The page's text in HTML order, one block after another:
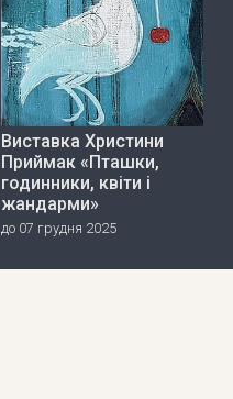
Виставка Христини
Приймак «Пташки,
годинники, квіти і
жандарми»
до 07 грудня 2025